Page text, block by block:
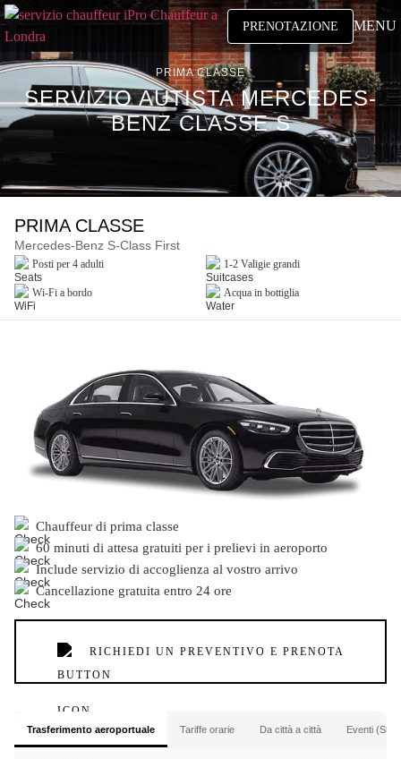
PRENOTAZIONE MENU
PRIMA CLASSE
SERVIZIO AUTISTA MERCEDES-
BENZ CLASSE S
PRIMA CLASSE
Mercedes-Benz S-Class First
Posti per 4 adulti 1-2 Valigie grandi
Wi-Fi a bordo Acqua in bottiglia
Chauffeur di prima classe
60 minuti di attesa gratuiti per i prelievi in aeroporto
Include servizio di accoglienza al vostro arrivo
Cancellazione gratuita entro 24 ore
RICHIEDI UN PREVENTIVO E PRENOTA
Trasferimento aeroportuale Tariffe orarie Da città a città Eventi